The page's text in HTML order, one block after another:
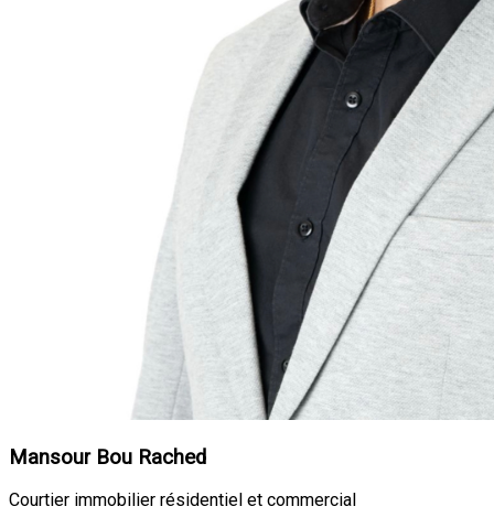
Mansour Bou Rached
Courtier immobilier résidentiel et commercial